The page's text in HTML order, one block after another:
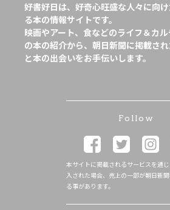
好書好日は、好奇心旺盛な人々に向
る本の情報サイトです。
映画やアート、食などのライフ＆カ
の本の紹介から、朝日新聞に掲載さ
と本の出会いをお手伝いします。
Follow
本サイトに掲載されるサービスを通
入された場合、売上の一部が朝日新
る事があります。